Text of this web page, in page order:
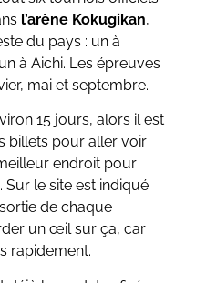
l’arène Kokugikan,
du pays : un à
à Aichi. Les épreuves
mai et septembre.
15 jours, alors il est
billets pour aller voir
endroit pour
. Sur le site est indiqué
de chaque
un œil sur ça, car
rapidement.